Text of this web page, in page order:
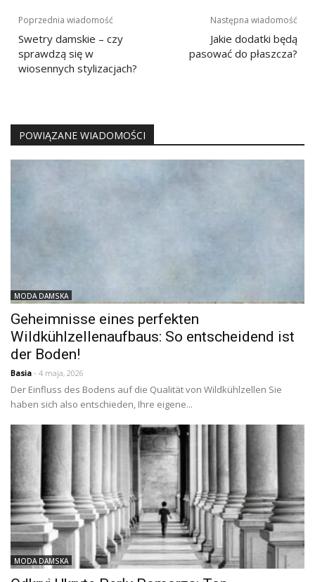
Nawigacja
wpisu
Poprzednia wiadomość
Swetry damskie – czy
sprawdzą się w
wiosennych stylizacjach?
Następna wiadomość
Jakie dodatki będą
pasować do płaszcza?
POWIĄZANE WIADOMOŚCI
MODA DAMSKA
Geheimnisse eines perfekten
Wildkühlzellenaufbaus: So entscheidend ist
der Boden!
Basia - 4 maja, 2026
Der Einfluss des Bodens auf die Qualität von Wildkühlzellen Sie
haben sich also entschieden, Ihre eigene...
MODA DAMSKA